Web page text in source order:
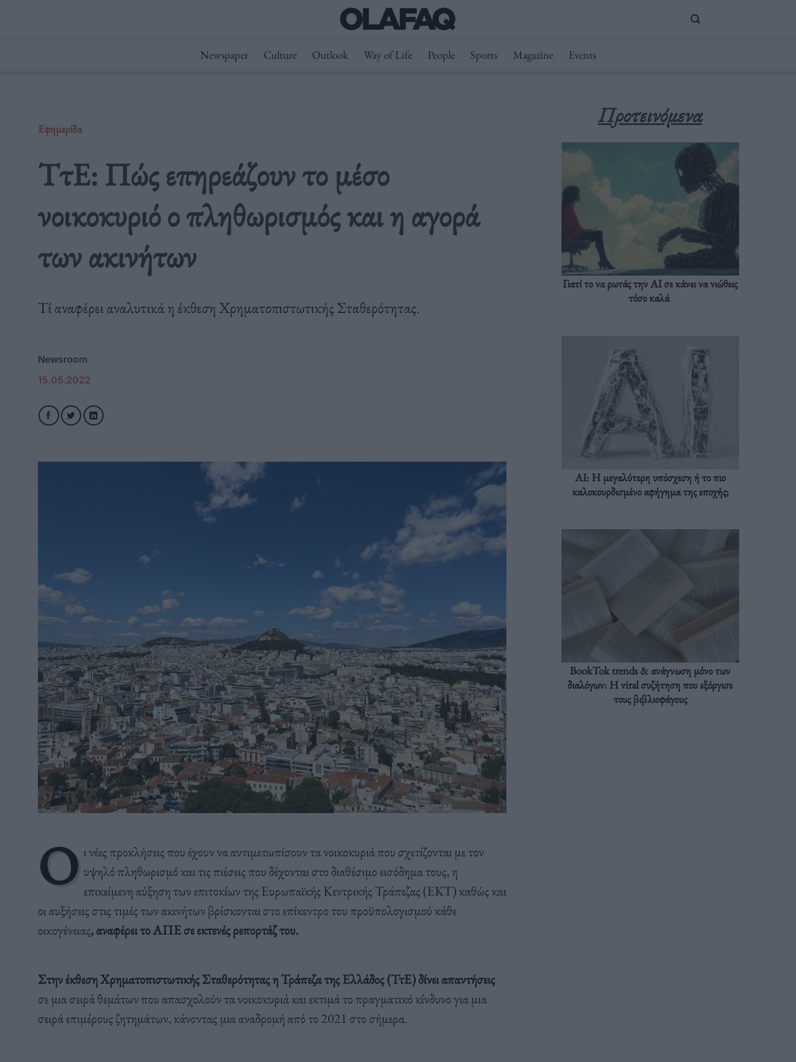
Newspaper Culture Outlook Way of Life People Sports Magazine Events
Εφημερίδα
TτΕ: Πώς επηρεάζουν το μέσο
νοικοκυριό ο πληθωρισμός και η αγορά
των ακινήτων
Τί αναφέρει αναλυτικά η έκθεση Χρηματοπιστωτικής Σταθερότητας.
Newsroom
15.05.2022
Ο ι νέες προκλήσεις που έχουν να αντιμετωπίσουν τα νοικοκυριά που σχετίζονται με τον
υψηλό πληθωρισμό και τις πιέσεις που δέχονται στο διαθέσιμο εισόδημα τους, η
επικείμενη αύξηση των επιτοκίων της Ευρωπαϊκής Κεντρικής Τράπεζας (ΕΚΤ) καθώς και
οι αυξήσεις στις τιμές των ακινήτων βρίσκονται στο επίκεντρο του προϋπολογισμού κάθε
οικογένειας, αναφέρει το ΑΠΕ σε εκτενές ρεπορτάζ του.
Στην έκθεση Χρηματοπιστωτικής Σταθερότητας η Τράπεζα της Ελλάδος (ΤτΕ) δίνει απαντήσεις
σε μια σειρά θεμάτων που απασχολούν τα νοικοκυριά και εκτιμά το πραγματικό κίνδυνο για μια
σειρά επιμέρους ζητημάτων, κάνοντας μια αναδρομή από το 2021 στο σήμερα.
Προτεινόμενα
Γιατί το να ρωτάς την AI σε κάνει να νιώθεις
τόσο καλά
AI: Η μεγαλύτερη υπόσχεση ή το πιο
καλοκουρδισμένο αφήγημα της εποχής;
BookTok trends & ανάγνωση μόνο των
διαλόγων: Η viral συζήτηση που εξόργισε
τους βιβλιοφάγους